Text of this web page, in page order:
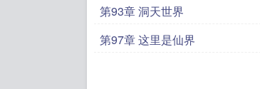
第93章 洞天世界
第97章 这里是仙界